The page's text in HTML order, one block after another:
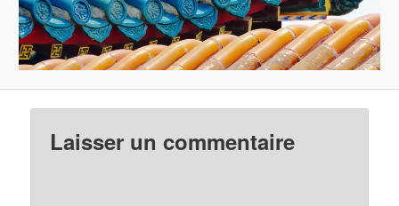
Laisser un commentaire